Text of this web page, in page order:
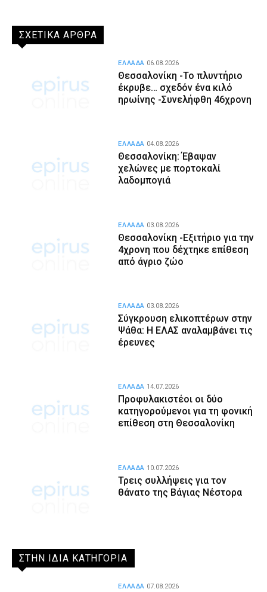
ΣΧΕΤΙΚΑ ΑΡΘΡΑ
Θεσσαλονίκη -Το πλυντήριο
έκρυβε… σχεδόν ένα κιλό
ηρωίνης -Συνελήφθη 46χρονη
ΕΛΛΑΔΑ 06.08.2026
Θεσσαλονίκη: Έβαψαν
χελώνες με πορτοκαλί
λαδομπογιά
ΕΛΛΑΔΑ 04.08.2026
Θεσσαλονίκη -Εξιτήριο για την
4χρονη που δέχτηκε επίθεση
από άγριο ζώο
ΕΛΛΑΔΑ 03.08.2026
Σύγκρουση ελικοπτέρων στην
Ψάθα: Η ΕΛΑΣ αναλαμβάνει τις
έρευνες
ΕΛΛΑΔΑ 03.08.2026
Προφυλακιστέοι οι δύο
κατηγορούμενοι για τη φονική
επίθεση στη Θεσσαλονίκη
ΕΛΛΑΔΑ 14.07.2026
Τρεις συλλήψεις για τον
θάνατο της Βάγιας Νέστορα
ΕΛΛΑΔΑ 10.07.2026
ΣΤΗΝ ΙΔΙΑ ΚΑΤΗΓΟΡΙΑ
ΕΛΛΑΔΑ 07.08.2026